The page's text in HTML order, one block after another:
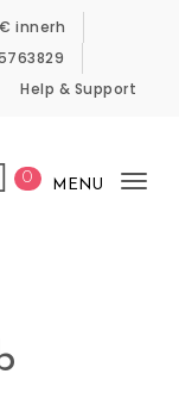
innerh
Help & Support
0 MENU